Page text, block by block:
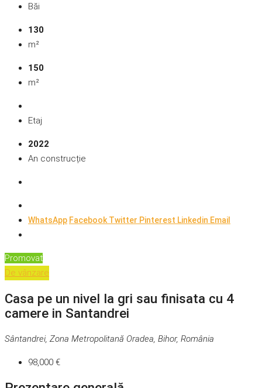
Băi
130
m²
150
m²
Etaj
2022
An construcție
WhatsApp FacebookTwitter Pinterest Linkedin Email
Promovat
De vânzare
Casa pe un nivel la gri sau finisata cu 4
camere in Santandrei
Sântandrei, Zona Metropolitană Oradea, Bihor, România
98,000 €